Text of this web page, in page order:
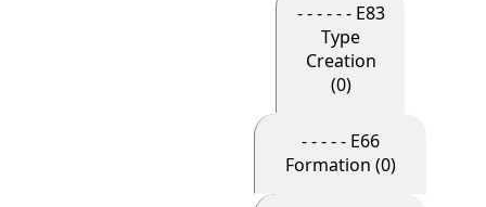
- - - - - - E83
Type
Creation
(0)
- - - - - E66
Formation (0)